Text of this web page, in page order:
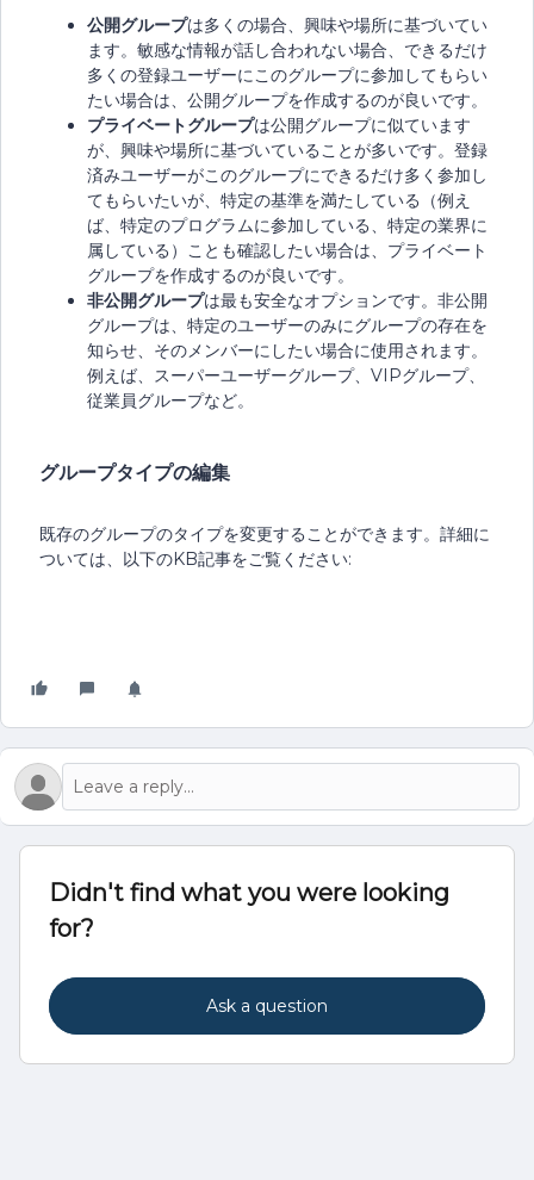
公開グループは多くの場合、興味や場所に基づいてい
ます。敏感な情報が話し合われない場合、できるだけ
多くの登録ユーザーにこのグループに参加してもらい
たい場合は、公開グループを作成するのが良いです。
プライベートグループは公開グループに似ています
が、興味や場所に基づいていることが多いです。登録
済みユーザーがこのグループにできるだけ多く参加し
てもらいたいが、特定の基準を満たしている（例え
ば、特定のプログラムに参加している、特定の業界に
属している）ことも確認したい場合は、プライベート
グループを作成するのが良いです。
非公開グループは最も安全なオプションです。非公開
グループは、特定のユーザーのみにグループの存在を
知らせ、そのメンバーにしたい場合に使用されます。
例えば、スーパーユーザーグループ、VIPグループ、
従業員グループなど。
グループタイプの編集
既存のグループのタイプを変更することができます。詳細に
ついては、以下のKB記事をご覧ください:
Didn't find what you were looking
for?
Ask a question